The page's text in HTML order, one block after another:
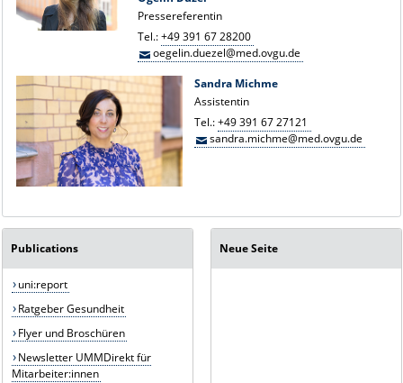
Pressereferentin
Tel.:+49 391 67 28200
oegelin.duezel@med.ovgu.de
Sandra Michme
Assistentin
Tel.:+49 391 67 27121
sandra.michme@med.ovgu.de
Publications
uni:report
Ratgeber Gesundheit
Flyer und Broschüren
Newsletter UMMDirekt für
Mitarbeiter:innen
Neue Seite